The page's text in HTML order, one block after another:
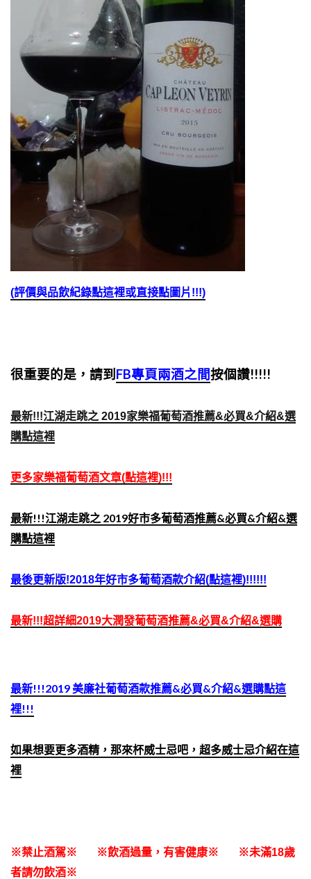
(評價與品飲紀錄點這裡或直接點圖片!!!)
很重要的是，請到FB專頁兩酒之間按個讚!!!!!
最新!!!江湖走跳之 2019家樂福葡萄酒推薦&必買&介紹&選
購點這裡
更多家樂福葡萄酒文章(點這裡)!!!
最新!!!江湖走跳之 2019好市多葡萄酒推薦&必買&介紹&選
購點這裡
最後更新版!2018年好市多葡萄酒款介紹(點這裡)!!!!!!
最新!!!超詳細2019大潤發葡萄酒推薦&必買&介紹&選購
最新!!!2019 美廉社葡萄酒款推薦&必買&介紹&選購點這
裡!!!
如果想要更多酒精，那來杯威士忌吧，超多威士忌介紹在這
裡
※禁止酒駕※ ※飲酒過量，有害健康※ ※未滿18歲
者請勿飲酒※